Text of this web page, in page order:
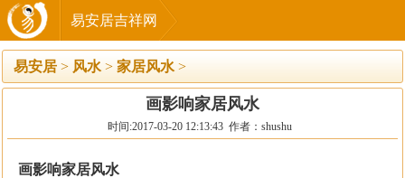
易安居吉祥网
易安居 > 风水 > 家居风水 >
画影响家居风水
时间:2017-03-20 12:13:43 作者：shushu
画影响家居风水